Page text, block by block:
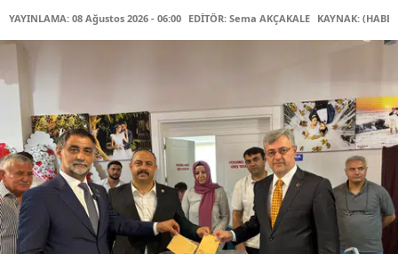
YAYINLAMA: 08 Ağustos 2026 - 06:00 EDİTÖR: Sema AKÇAKALE KAYNAK: